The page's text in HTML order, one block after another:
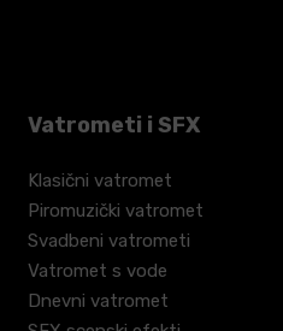
Vatrometi i SFX
Klasični vatromet
Piromuzički vatromet
Svadbeni vatrometi
Vatromet s vode
Dnevni vatromet